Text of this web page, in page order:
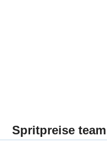
Spritpreise